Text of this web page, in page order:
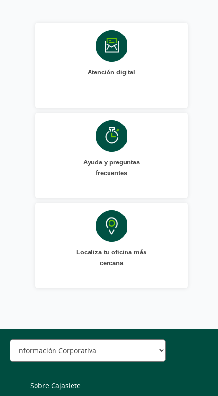
Atención digital
Ayuda y preguntas
frecuentes
Localiza tu oficina más
cercana
Sobre Cajasiete